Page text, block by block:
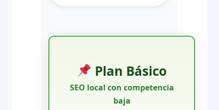
Plan Básico
SEO local con competencia
baja